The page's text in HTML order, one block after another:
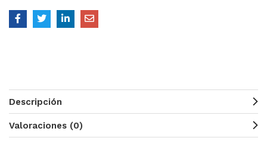
Descripción
Valoraciones (0)